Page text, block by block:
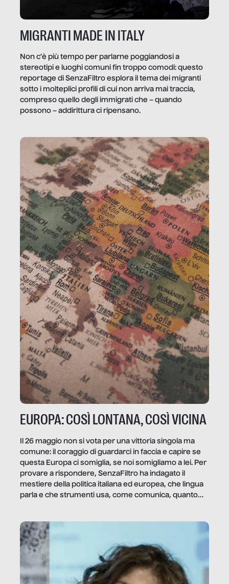
MIGRANTI MADE IN ITALY
Non c’è più tempo per parlarne poggiandosi a
stereotipi e luoghi comuni fin troppo comodi: questo
reportage di SenzaFiltro esplora il tema dei migranti
sotto i molteplici profili di cui non arriva mai traccia,
compreso quello degli immigrati che – quando
possono – addirittura ci ripensano.
EUROPA: COSÌ LONTANA, COSÌ VICINA
Il 26 maggio non si vota per una vittoria singola ma
comune: il coraggio di guardarci in faccia e capire se
questa Europa ci somiglia, se noi somigliamo a lei. Per
provare a rispondere, SenzaFiltro ha indagato il
mestiere della politica italiana ed europea, che lingua
parla e che strumenti usa, come comunica, quanto